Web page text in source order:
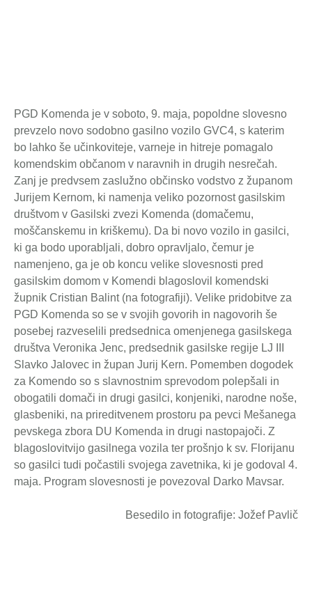
PGD Komenda je v soboto, 9. maja, popoldne slovesno
prevzelo novo sodobno gasilno vozilo GVC4, s katerim
bo lahko še učinkoviteje, varneje in hitreje pomagalo
komendskim občanom v naravnih in drugih nesrečah.
Zanj je predvsem zaslužno občinsko vodstvo z županom
Jurijem Kernom, ki namenja veliko pozornost gasilskim
društvom v Gasilski zvezi Komenda (domačemu,
moščanskemu in kriškemu). Da bi novo vozilo in gasilci,
ki ga bodo uporabljali, dobro opravljalo, čemur je
namenjeno, ga je ob koncu velike slovesnosti pred
gasilskim domom v Komendi blagoslovil komendski
župnik Cristian Balint (na fotografiji). Velike pridobitve za
PGD Komenda so se v svojih govorih in nagovorih še
posebej razveselili predsednica omenjenega gasilskega
društva Veronika Jenc, predsednik gasilske regije LJ III
Slavko Jalovec in župan Jurij Kern. Pomemben dogodek
za Komendo so s slavnostnim sprevodom polepšali in
obogatili domači in drugi gasilci, konjeniki, narodne noše,
glasbeniki, na prireditvenem prostoru pa pevci Mešanega
pevskega zbora DU Komenda in drugi nastopajoči. Z
blagoslovitvijo gasilnega vozila ter prošnjo k sv. Florijanu
so gasilci tudi počastili svojega zavetnika, ki je godoval 4.
maja. Program slovesnosti je povezoval Darko Mavsar.
Besedilo in fotografije: Jožef Pavlič